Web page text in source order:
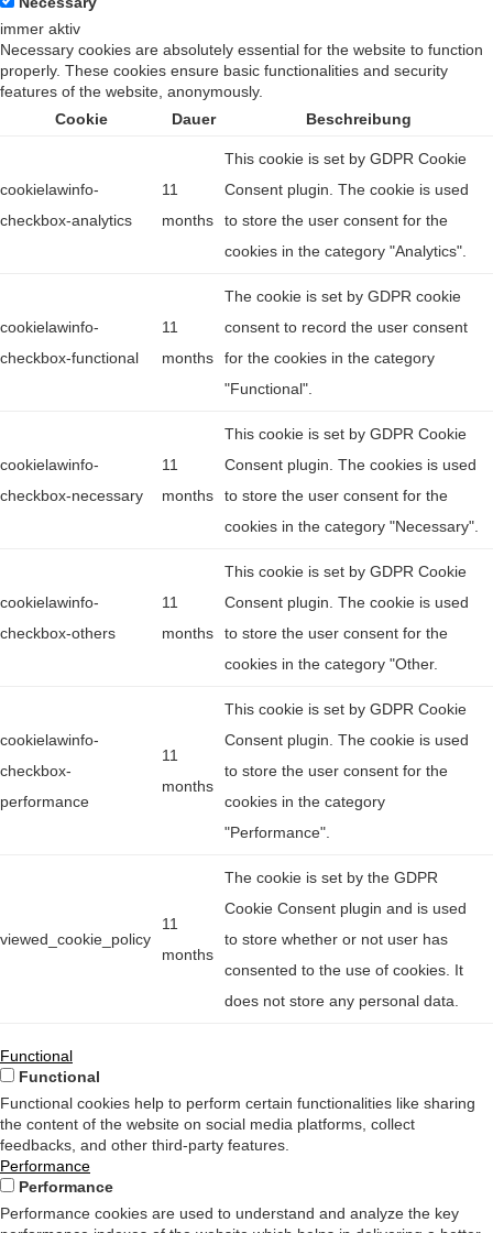
immer aktiv
Necessary cookies are absolutely essential for the website to function
properly. These cookies ensure basic functionalities and security
features of the website, anonymously.
Cookie
Dauer Beschreibung
cookielawinfo-
checkbox-analytics
11
months
This cookie is set by GDPR Cookie
Consent plugin. The cookie is used
to store the user consent for the
cookies in the category "Analytics".
cookielawinfo-
checkbox-functional
11
months
The cookie is set by GDPR cookie
consent to record the user consent
for the cookies in the category
"Functional".
cookielawinfo-
checkbox-necessary
11
months
This cookie is set by GDPR Cookie
Consent plugin. The cookies is used
to store the user consent for the
cookies in the category "Necessary".
cookielawinfo-
checkbox-others
11
months
This cookie is set by GDPR Cookie
Consent plugin. The cookie is used
to store the user consent for the
cookies in the category "Other.
cookielawinfo-
checkbox-
performance
11
months
This cookie is set by GDPR Cookie
Consent plugin. The cookie is used
to store the user consent for the
cookies in the category
"Performance".
viewed_cookie_policy
11
months
The cookie is set by the GDPR
Cookie Consent plugin and is used
to store whether or not user has
consented to the use of cookies. It
does not store any personal data.
Functional
Functional
Functional cookies help to perform certain functionalities like sharing
the content of the website on social media platforms, collect
feedbacks, and other third-party features.
Performance
Performance
Performance cookies are used to understand and analyze the key